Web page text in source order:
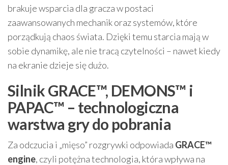
brakuje wsparcia dla gracza w postaci
zaawansowanych mechanik oraz systemów, które
porządkują chaos świata. Dzięki temu starcia mają w
sobie dynamikę, ale nie tracą czytelności – nawet kiedy
na ekranie dzieje się dużo.
Silnik GRACE™, DEMONS™ i
PAPAC™ – technologiczna
warstwa gry do pobrania
Za odczucia i „mięso” rozgrywki odpowiada GRACE™
engine, czyli potężna technologia, która wpływa na